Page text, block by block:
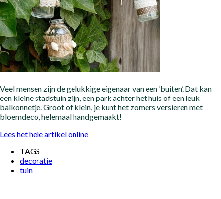
Veel mensen zijn de gelukkige eigenaar van een ‘buiten’. Dat kan
een kleine stadstuin zijn, een park achter het huis of een leuk
balkonnetje. Groot of klein, je kunt het zomers versieren met
bloemdeco, helemaal handgemaakt!
Lees het hele artikel online
TAGS
decoratie
tuin